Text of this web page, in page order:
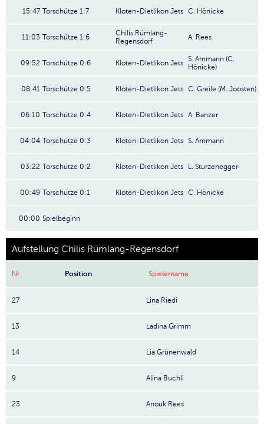
15:47 Torschütze 1:7 Kloten-Dietlikon Jets C. Hönicke
11:03 Torschütze 1:6
Chilis Rümlang-
Regensdorf
A. Rees
09:52 Torschütze 0:6 Kloten-Dietlikon Jets S. Ammann (C.
Hönicke)
08:41 Torschütze 0:5 Kloten-Dietlikon Jets C. Greile (M. Joosten)
06:10 Torschütze 0:4 Kloten-Dietlikon Jets A. Banzer
04:04 Torschütze 0:3 Kloten-Dietlikon Jets S. Ammann
03:22 Torschütze 0:2 Kloten-Dietlikon Jets L. Sturzenegger
00:49 Torschütze 0:1 Kloten-Dietlikon Jets C. Hönicke
00:00 Spielbeginn
Aufstellung Chilis Rümlang-Regensdorf
Nr Position Spielername
27 Lina Riedi
13 Ladina Grimm
14 Lia Grünenwald
9 Alina Buchli
23 Anouk Rees